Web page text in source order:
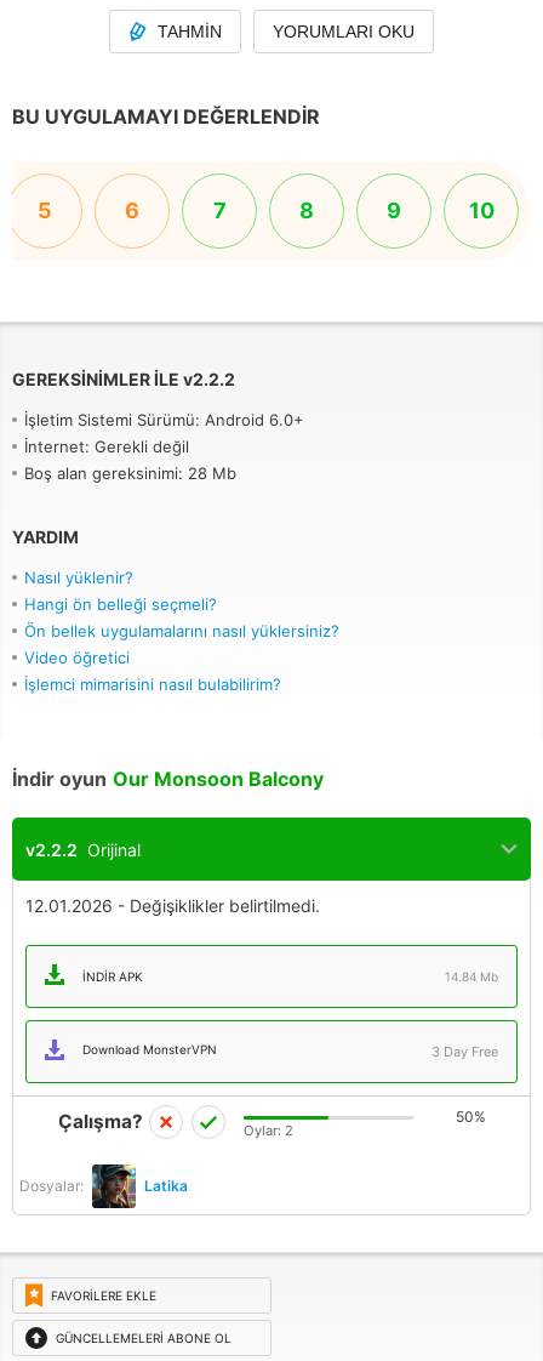
TAHMIN YORUMLARI OKU
BU UYGULAMAYI DEĞERLENDIR
5 6 7 8 9 10
GEREKSINIMLER ILE v2.2.2
İşletim Sistemi Sürümü: Android 6.0+
İnternet: Gerekli değil
Boş alan gereksinimi: 28 Mb
YARDIM
Nasıl yüklenir?
Hangi ön belleği seçmeli?
Ön bellek uygulamalarını nasıl yüklersiniz?
Video öğretici
İşlemci mimarisini nasıl bulabilirim?
İndir oyun Our Monsoon Balcony
v2.2.2 Orijinal
12.01.2026 - Değişiklikler belirtilmedi.
İNDIR APK 14.84 Mb
Download MonsterVPN 3 Day Free
Dosyalar: Latika
Çalışma? 50%
Oylar: 2
FAVORILERE EKLE
GÜNCELLEMELERI ABONE OL